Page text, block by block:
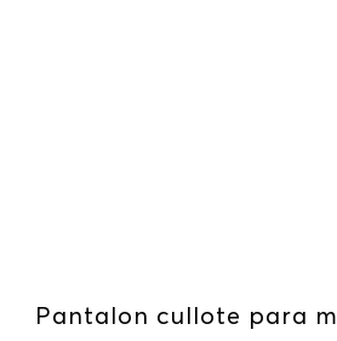
Pantalon cullote para